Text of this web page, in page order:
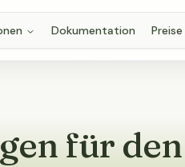
Dokumentation Preise
für